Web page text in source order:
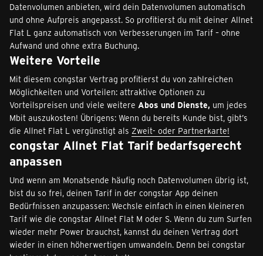
Datenvolumen anbieten, wird dein Datenvolumen automatisch
und ohne Aufpreis angepasst. So profitierst du mit deiner Allnet
Flat L ganz automatisch von Verbesserungen im Tarif – ohne
Aufwand und ohne extra Buchung.
Weitere Vorteile
Mit diesem congstar Vertrag profitierst du von zahlreichen
Möglichkeiten und Vorteilen: attraktive Optionen zu
Vorteilspreisen und viele weitere Abos und Dienste, um jedes
Mbit auszukosten! Übrigens: Wenn du bereits Kunde bist, gibt’s
die Allnet Flat L vergünstigt als Zweit- oder Partnerkarte!
congstar Allnet Flat Tarif bedarfsgerecht
anpassen
Und wenn am Monatsende häufig noch Datenvolumen übrig ist,
bist du so frei, deinen Tarif in der congstar App deinen
Bedürfnissen anzupassen: Wechsle einfach in einen kleineren
Tarif wie die congstar Allnet Flat M oder S. Wenn du zum Surfen
wieder mehr Power brauchst, kannst du deinen Vertrag dort
wieder in einen höherwertigen umwandeln. Denn bei congstar